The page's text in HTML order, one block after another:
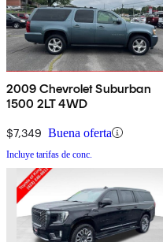
2009 Chevrolet Suburban
1500 2LT 4WD
$7,349 Buena oferta
Incluye tarifas de conc.